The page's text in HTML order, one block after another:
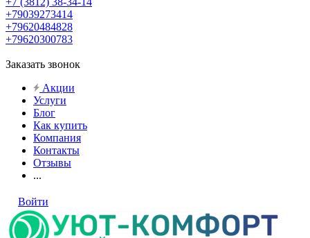
+79039273414
+79620484828
+79620300783
Заказать звонок
Акции
Услуги
Блог
Как купить
Компания
Контакты
Отзывы
...
Войти